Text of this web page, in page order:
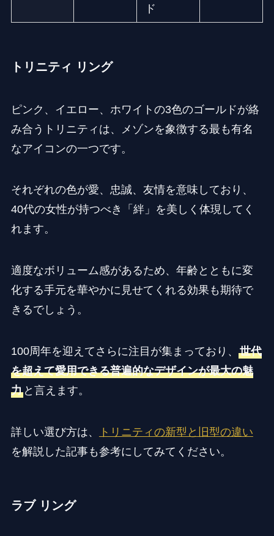
ド
トリニティ リング
ピンク、イエロー、ホワイトの3色のゴールドが絡
み合うトリニティは、メゾンを象徴する最も有名
なアイコンの一つです。
それぞれの色が愛、忠誠、友情を意味しており、
40代の女性が持つべき「絆」を美しく体現してく
れます。
適度なボリューム感があるため、年齢とともに変
化する手元を華やかに見せてくれる効果も期待で
きるでしょう。
100周年を迎えてさらに注目が集まっており、 世代
を超えて愛用できる普遍的なデザインが最大の魅
力と言えます。
詳しい選び方は、
トリニティの新型と旧型の違い
を解説した記事も参考にしてみてください。
ラブ リング